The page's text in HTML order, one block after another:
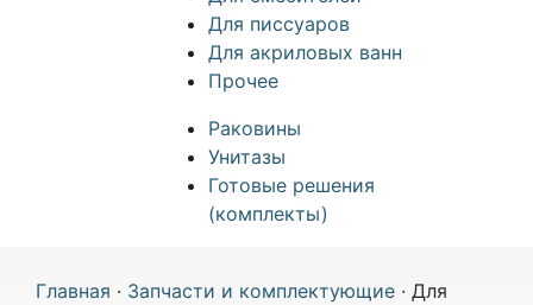
Для писсуаров
Для акриловых ванн
Прочее
Раковины
Унитазы
Готовые решения
(комплекты)
Главная · Запчасти и комплектующие · Для